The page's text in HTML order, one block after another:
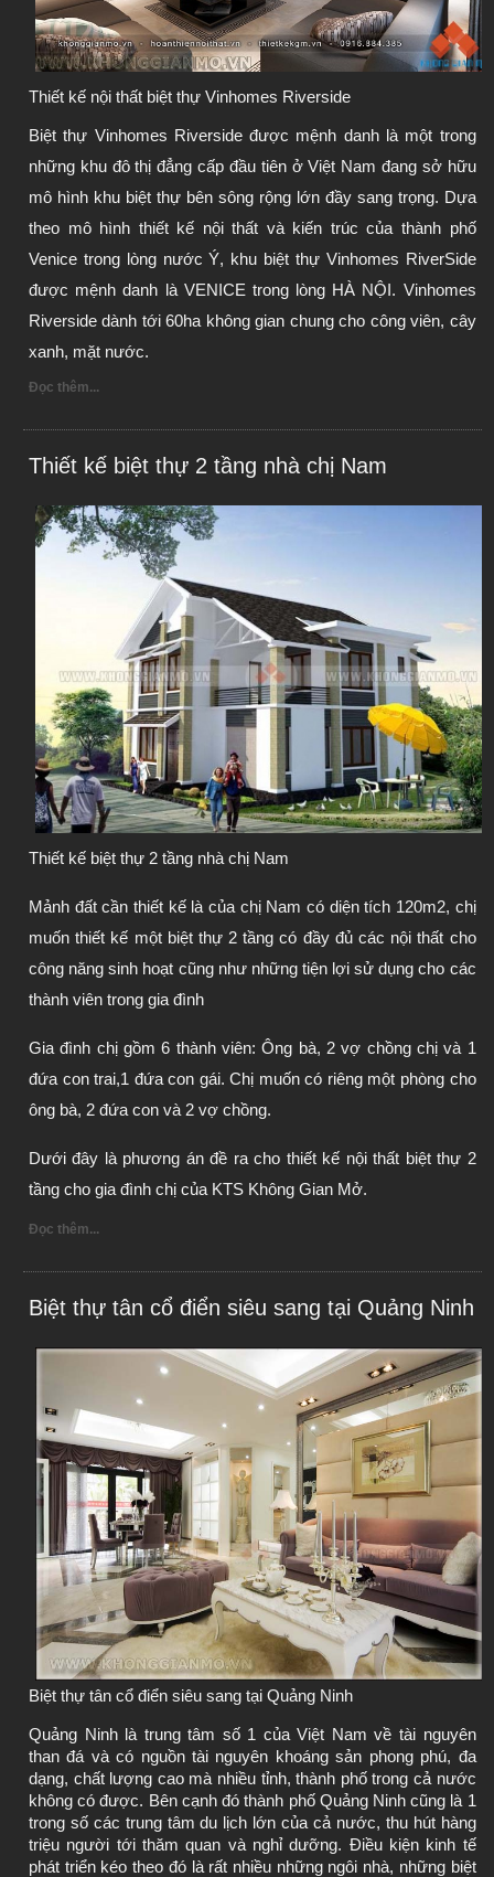
Thiết kế nội thất biệt thự Vinhomes Riverside
Biệt thự Vinhomes Riverside được mệnh danh là một trong
những khu đô thị đẳng cấp đầu tiên ở Việt Nam đang sở hữu
mô hình khu biệt thự bên sông rộng lớn đầy sang trọng. Dựa
theo mô hình thiết kế nội thất và kiến trúc của thành phố
Venice trong lòng nước Ý, khu biệt thự Vinhomes RiverSide
được mệnh danh là VENICE trong lòng HÀ NỘI. Vinhomes
Riverside dành tới 60ha không gian chung cho công viên, cây
xanh, mặt nước.
Đọc thêm...
Thiết kế biệt thự 2 tầng nhà chị Nam
Thiết kế biệt thự 2 tầng nhà chị Nam
Mảnh đất cần thiết kế là của chị Nam có diện tích 120m2, chị
muốn thiết kế một biệt thự 2 tầng có đầy đủ các nội thất cho
công năng sinh hoạt cũng như những tiện lợi sử dụng cho các
thành viên trong gia đình
Gia đình chị gồm 6 thành viên: Ông bà, 2 vợ chồng chị và 1
đứa con trai,1 đứa con gái. Chị muốn có riêng một phòng cho
ông bà, 2 đứa con và 2 vợ chồng.
Dưới đây là phương án đề ra cho thiết kế nội thất biệt thự 2
tầng cho gia đình chị của KTS Không Gian Mở.
Đọc thêm...
Biệt thự tân cổ điển siêu sang tại Quảng Ninh
Biệt thự tân cổ điển siêu sang tại Quảng Ninh
Quảng Ninh là trung tâm số 1 của Việt Nam về tài nguyên
than đá và có nguồn tài nguyên khoáng sản phong phú, đa
dạng, chất lượng cao mà nhiều tỉnh, thành phố trong cả nước
không có được. Bên cạnh đó thành phố Quảng Ninh cũng là 1
trong số các trung tâm du lịch lớn của cả nước, thu hút hàng
triệu người tới thăm quan và nghỉ dưỡng. Điều kiện kinh tế
phát triển kéo theo đó là rất nhiều những ngôi nhà, những biệt